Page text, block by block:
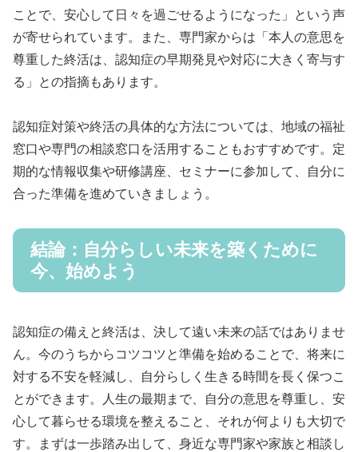
ことで、安心して日々を過ごせるようになった」という声
が寄せられています。また、専門家からは「本人の意思を
尊重した終活は、認知症の早期発見や対応に大きく寄与す
る」との指摘もあります。
認知症対策や終活の具体的な方法については、地域の福祉
窓口や専門の相談窓口を活用することもおすすめです。定
期的な情報収集や研修講座、セミナーに参加して、自分に
合った準備を進めていきましょう。
結論：自分らしい未来を築くために
今、始めよう
認知症の備えと終活は、決して遠い未来の話ではありませ
ん。今のうちからコツコツと準備を始めることで、将来に
対する不安を軽減し、自分らしく生きる時間を長く保つこ
とができます。人生の最期まで、自分の意思を尊重し、安
心して暮らせる環境を整えること、それが何よりも大切で
す。まずは一歩踏み出して、身近な専門家や家族と相談し